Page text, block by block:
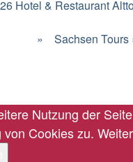
Hotel & Restaurant
» Sachsen Tours
Nutzung der
Cookies zu.